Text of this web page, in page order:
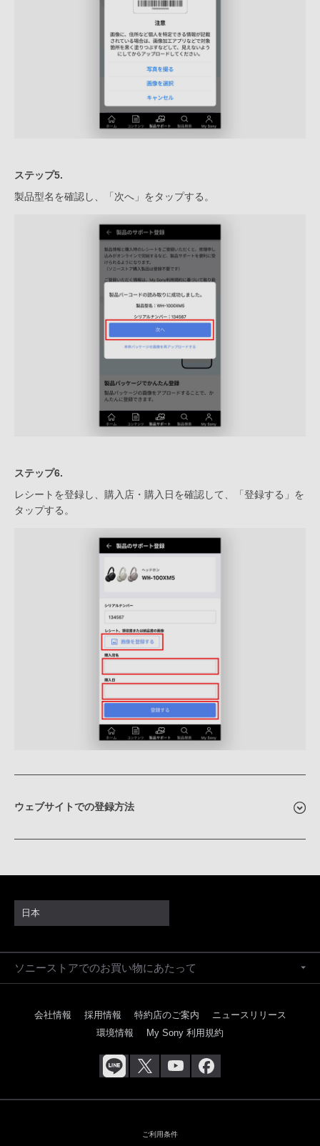
ステップ5.
製品型名を確認し、「次へ」をタップする。
ステップ6.
レシートを登録し、購入店・購入日を確認して、「登録する」を
タップする。
ウェブサイトでの登録方法
日本
ソニーストアでのお買い物にあたって
会社情報 採用情報 特約店のご案内
ニュースリリース
環境情報
My Sony 利用規約
ご利用条件